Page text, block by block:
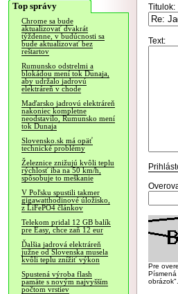
Top správy
Chrome sa bude
aktualizovať dvakrát
týždenne, v budúcnosti sa
bude aktualizovať bez
reštartov
Rumunsko odstrelmi a
blokádou mení tok Dunaja,
aby udržalo jadrovú
elektráreň v chode
Maďarsko jadrovú elektráreň
nakoniec kompletne
neodstavilo, Rumunsko mení
tok Dunaja
Slovensko.sk má opäť
technické problémy
Železnice znižujú kvôli teplu
rýchlosť iba na 50 km/h,
spôsobuje to meškanie
V Poľsku spustili takmer
gigawatthodinové úložisko,
z LiFePO4 článkov
Telekom pridal 12 GB balík
pre Easy, chce zaň 12 eur
Ďalšia jadrová elektráreň
južne od Slovenska musela
kvôli teplu znížiť výkon
Spustená výroba flash
pamäte s novým najvyšším
počtom vrstiev
Titulok:
Text:
Pre